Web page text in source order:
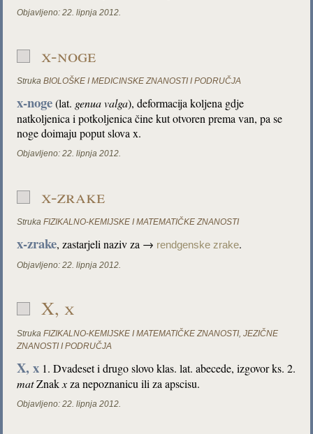
Objavljeno: 22. lipnja 2012.
x-noge
Struka BIOLOŠKE I MEDICINSKE ZNANOSTI I PODRUČJA
x-noge(lat. genua valga), deformacija koljena gdje
natkoljenica i potkoljenica čine kut otvoren prema van, pa se
noge doimaju poput slova x.
Objavljeno: 22. lipnja 2012.
x-zrake
Struka FIZIKALNO-KEMIJSKE I MATEMATIČKE ZNANOSTI
x-zrake, zastarjeli naziv za → rendgenske zrake.
Objavljeno: 22. lipnja 2012.
X, x
Struka FIZIKALNO-KEMIJSKE I MATEMATIČKE ZNANOSTI,JEZIČNE
ZNANOSTI I PODRUČJA
X, x 1. Dvadeset i drugo slovo klas. lat. abecede, izgovor ks. 2.
matZnak xza nepoznanicu ili za apscisu.
Objavljeno: 22. lipnja 2012.